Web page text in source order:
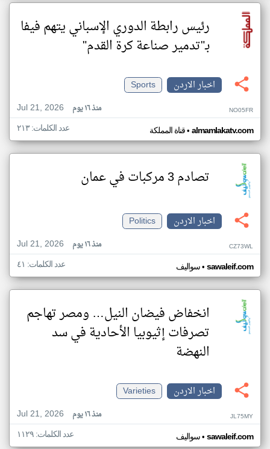
رئيس رابطة الدوري الإسباني يتهم فيفا
بـ"تدمير صناعة كرة القدم"
اخبار الاردن
Sports
Jul 21, 2026
منذ ١٦ يوم NO05FR
قناة المملكة• almamlakatv.com عدد الكلمات: ٢١٣
تصادم 3 مركبات في عمان
اخبار الاردن
Politics
Jul 21, 2026
منذ ١٦ يوم CZ73WL
سواليف• sawaleif.com عدد الكلمات: ٤١
انخفاض فيضان النيل… ومصر تهاجم
تصرفات إثيوبيا الأحادية في سد
النهضة
اخبار الاردن
Varieties
Jul 21, 2026
منذ ١٦ يوم JL75MY
سواليف• sawaleif.com عدد الكلمات: ١١٢٩